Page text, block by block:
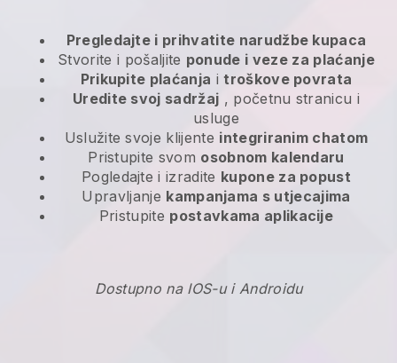
Pregledajte i prihvatite narudžbe kupaca
Stvorite i pošaljite ponude i veze za plaćanje
Prikupite plaćanja itroškove povrata
Uredite svoj sadržaj , početnu stranicu i
usluge
Uslužite svoje klijente integriranim chatom
Pristupite svom osobnom kalendaru
Pogledajte i izradite kupone za popust
Upravljanje kampanjama s utjecajima
Pristupite postavkama aplikacije
Dostupno na IOS-u i Androidu